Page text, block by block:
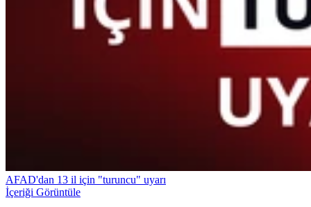
AFAD'dan 13 il için "turuncu" uyarı
İçeriği Görüntüle